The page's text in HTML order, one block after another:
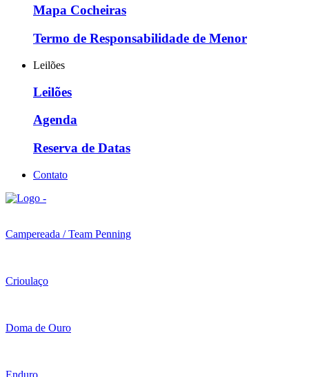
Mapa Cocheiras
Termo de Responsabilidade de Menor
Leilões
Leilões
Agenda
Reserva de Datas
Contato
Campereada / Team Penning
Crioulaço
Doma de Ouro
Enduro